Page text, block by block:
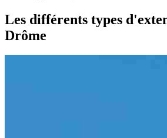
Les différents types
Drôme